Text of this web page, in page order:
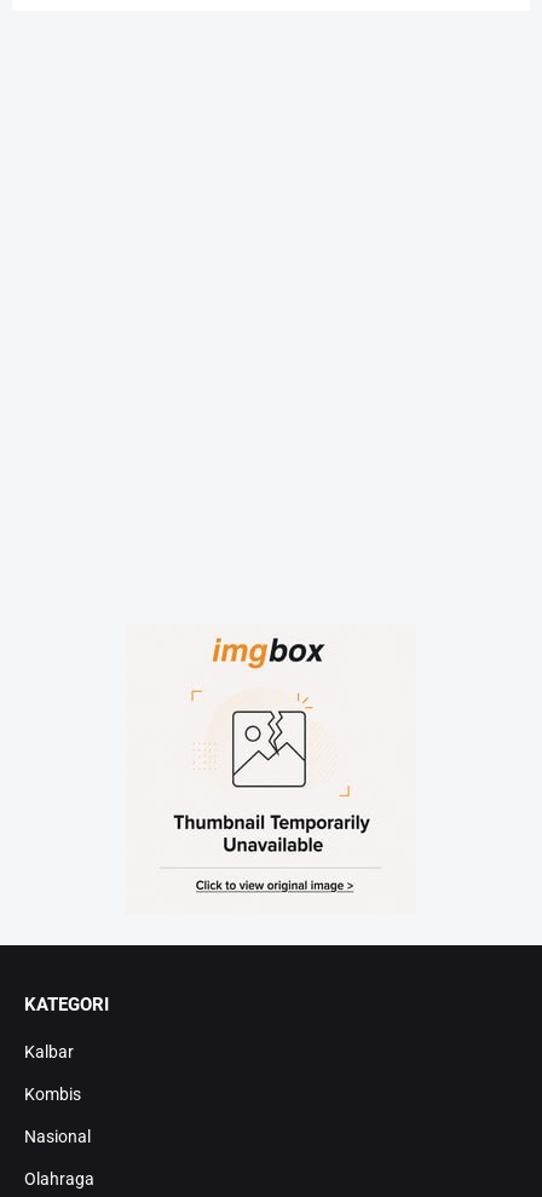
KATEGORI
Kalbar
Kombis
Nasional
Olahraga